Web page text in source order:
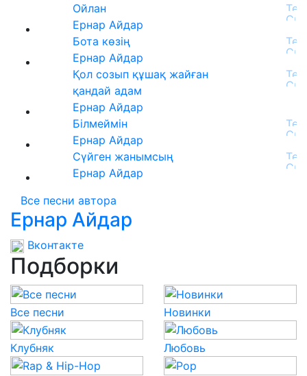
Ойлан
Ернар Айдар
Бота көзің
Ернар Айдар
Қол созып құшақ жайған
қандай адам
Ернар Айдар
Білмеймін
Ернар Айдар
Сүйген жанымсың
Ернар Айдар
Все песни автора
Ернар Айдар
Вконтакте
Подборки
Все песни Новинки
Клубняк Любовь